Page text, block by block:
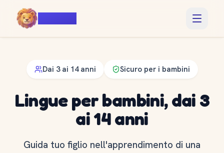
Dai 3 ai 14 anni Sicuro per i bambini
Lingue per bambini, dai 3
ai 14 anni
Guida tuo figlio nell'apprendimento di una